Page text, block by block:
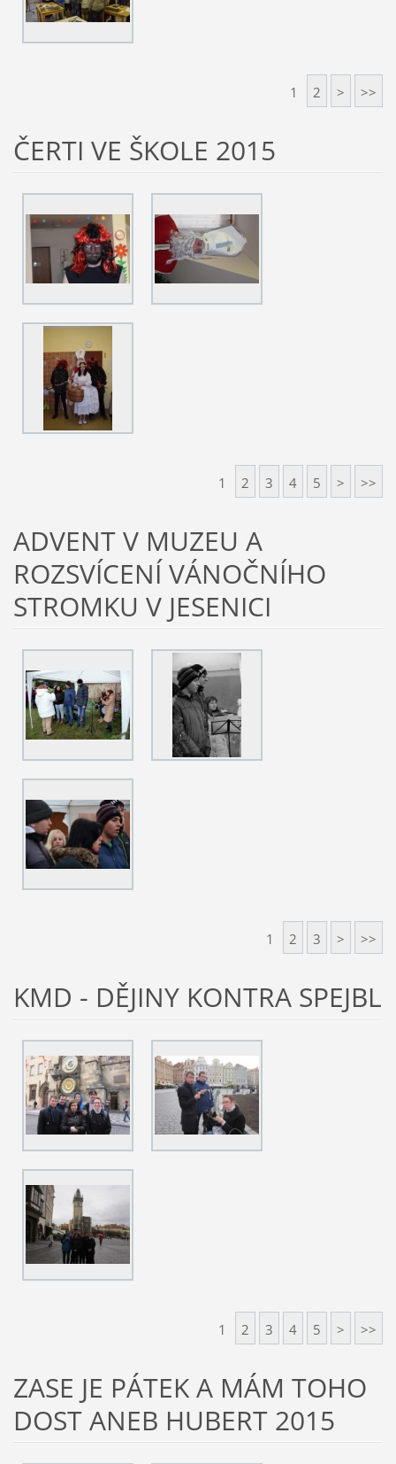
1 2 > >>
ČERTI VE ŠKOLE 2015
1 2 3 4 5 > >>
ADVENT V MUZEU A
ROZSVÍCENÍ VÁNOČNÍHO
STROMKU V JESENICI
1 2 3 > >>
KMD - DĚJINY KONTRA SPEJBL
1 2 3 4 5 > >>
ZASE JE PÁTEK A MÁM TOHO
DOST ANEB HUBERT 2015